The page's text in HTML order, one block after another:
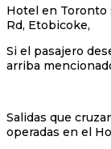
Hotel en Toronto
Rd, Etobicoke,
Si el pasajero
arriba
Salidas que
operadas en el